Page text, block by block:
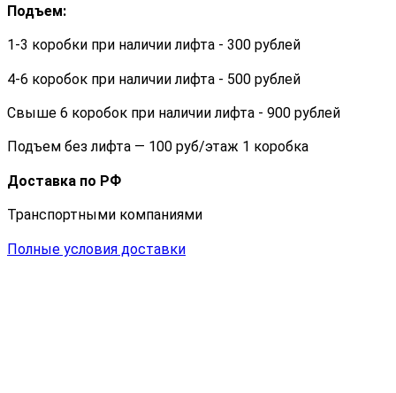
Подъем:
1-3 коробки при наличии лифта - 300 рублей
4-6 коробок при наличии лифта - 500 рублей
Свыше 6 коробок при наличии лифта - 900 рублей
Подъем без лифта — 100 руб/этаж 1 коробка
Доставка по РФ
Транспортными компаниями
Полные условия доставки